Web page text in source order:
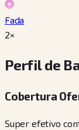
Fada
2×
Perfil de
Cobertura
Super efetivo